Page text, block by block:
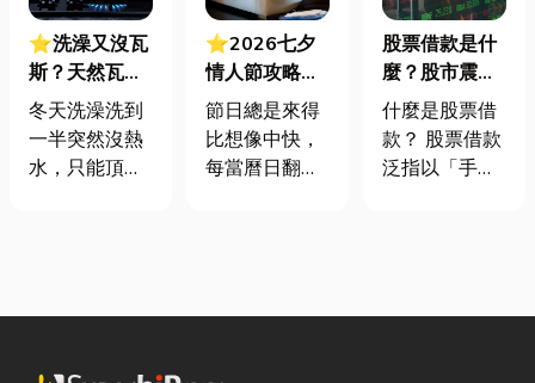
⭐洗澡又沒瓦
斯？天然瓦斯
是什麼、費用
怎麼算？家庭
能源選擇與配
冬天洗澡洗到
一半突然沒熱
水，只能頂著
共同噩夢。隨
質提升，越來
⭐2026七夕
情人節攻略！
七夕送什麼不
踩雷？限定甜
點哪裡買？台
節日總是來得
比想像中快，
每當曆日翻到
候？」、「七
股票借款是什
麼？股市震盪|
股票借款、股
票質借、當鋪
借款完整比較
什麼是股票借
款？ 股票借款
泛指以「手中
的融資方式，